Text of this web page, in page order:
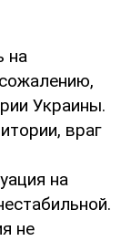
на
Украины.
враг
на
не